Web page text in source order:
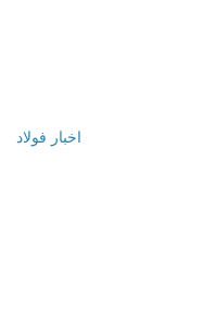
اخبار فولاد